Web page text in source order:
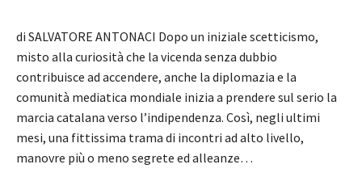
di SALVATORE ANTONACI Dopo un iniziale scetticismo,
misto alla curiosità che la vicenda senza dubbio
contribuisce ad accendere, anche la diplomazia e la
comunità mediatica mondiale inizia a prendere sul serio la
marcia catalana verso l’indipendenza. Così, negli ultimi
mesi, una fittissima trama di incontri ad alto livello,
manovre più o meno segrete ed alleanze…